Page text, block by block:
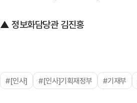
▲ 정보화담당관 김진홍
#[인사] #[인사]기획재정부 #기재부